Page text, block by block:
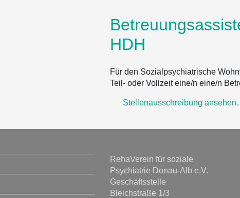
HDH
Für den Sozialpsychiatrische
Teil- oder Vollzeit eine/n eine/n
Stellenausschreibung
RehaVerein für soziale
Psychiatrie Donau-Alb e.V.
Geschäftsstelle
Bleichstraße 1/3